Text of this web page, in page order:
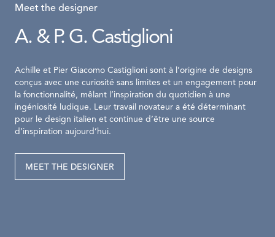
Meet the designer
A. & P. G. Castiglioni
Achille et Pier Giacomo Castiglioni sont à l’origine de designs
conçus avec une curiosité sans limites et un engagement pour
la fonctionnalité, mêlant l’inspiration du quotidien à une
ingéniosité ludique. Leur travail novateur a été déterminant
pour le design italien et continue d’être une source
d’inspiration aujourd’hui.
MEET THE DESIGNER